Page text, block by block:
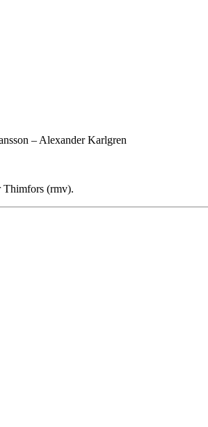
– Alexander Karlgren
Thimfors (rmv).